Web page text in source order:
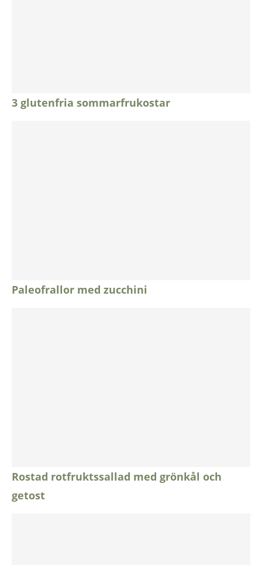
3 glutenfria sommarfrukostar
Paleofrallor med zucchini
Rostad rotfruktssallad med grönkål och
getost